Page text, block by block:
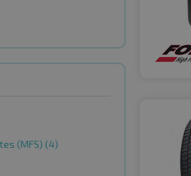
(MFS) (4)